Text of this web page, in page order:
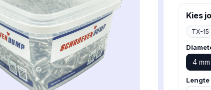
Kies
TX-15
4 mm
Lengte